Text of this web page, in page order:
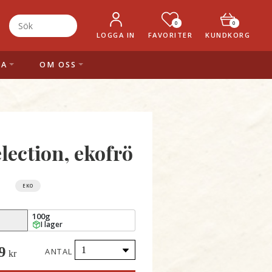
LOGGA IN
0
FAVORITER
0
KUNDKORG
OM OSS
ekofrö
EKO
100g
I lager
kr ANTAL